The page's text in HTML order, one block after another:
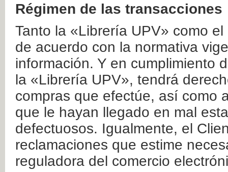
Régimen de las transacciones
Tanto la «Librería UPV» como
de acuerdo con la normativa
información. Y en cumplimiento
la «Librería UPV», tendrá
compras que efectúe, así como
que le hayan llegado en mal
defectuosos. Igualmente, el
reclamaciones que estime
reguladora del comercio